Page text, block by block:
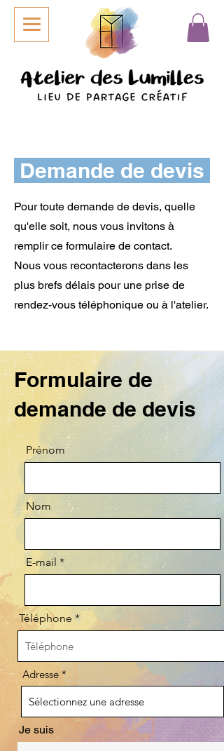
Demande de devis
Pour toute demande de devis, quelle
qu'elle soit, nous vous invitons à
remplir ce formulaire de contact.
Nous vous recontacterons dans les
plus brefs délais pour une prise de
rendez-vous téléphonique ou à l'atelier.
Formulaire de
demande de devis
Prénom
Nom
E-mail
Téléphone
Adresse
Je suis